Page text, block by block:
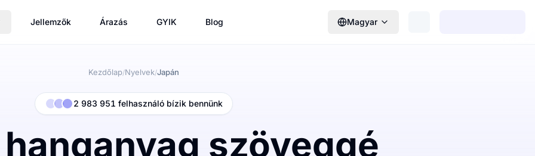
Jellemzők Árazás GYIK Blog Magyar
Kezdőlap/Nyelvek/Japán
2 983 951 felhasználó bízik bennünk
szöveggé